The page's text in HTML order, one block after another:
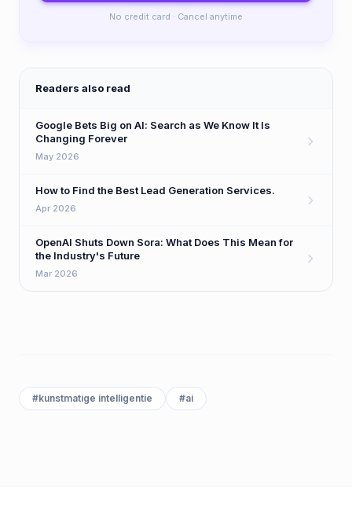
No credit card · Cancel anytime
Readers also read
Google Bets Big on AI: Search as We Know It Is
Changing Forever
May 2026
How to Find the Best Lead Generation Services.
Apr 2026
OpenAI Shuts Down Sora: What Does This Mean for
the Industry's Future
Mar 2026
#kunstmatige intelligentie #ai